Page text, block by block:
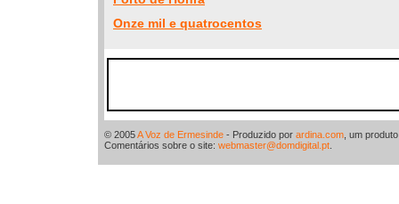
Onze mil e quatrocentos
© 2005A Voz de Ermesinde - Produzido por ardina.com , um
Comentários sobre o site: webmaster@domdigital.pt